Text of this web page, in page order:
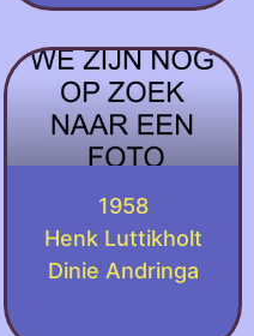
1958
Henk Luttikholt
Dinie Andringa